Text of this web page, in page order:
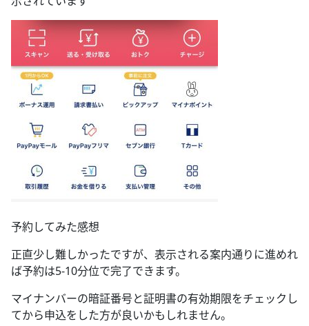
予約してみた感想
正直少し難しかったですが、表示される案内通りに進めれ
ば予約は5-10分位で完了できます。
マイナンバーの暗証番号と証明書の有効期限をチェックし
てから申込をした方が良いかもしれません。